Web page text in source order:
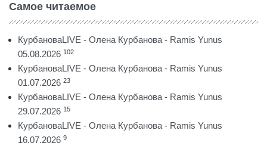
Самое читаемое
КурбановаLIVE - Олена Курбанова - Ramis Yunus
05.08.2026 102
КурбановаLIVE - Олена Курбанова - Ramis Yunus
01.07.2026 23
КурбановаLIVE - Олена Курбанова - Ramis Yunus
29.07.2026 15
КурбановаLIVE - Олена Курбанова - Ramis Yunus
16.07.2026 9